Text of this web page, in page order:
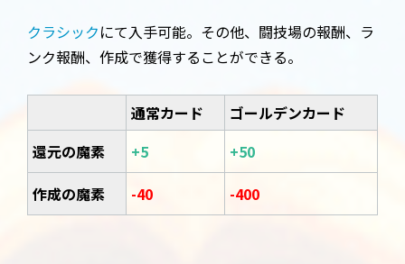
クラシックにて入手可能。その他、闘技場の報酬、ラ
ンク報酬、作成で獲得することができる。
通常カード
ゴールデンカード
還元の魔素
+5
+50
作成の魔素
-40 -400